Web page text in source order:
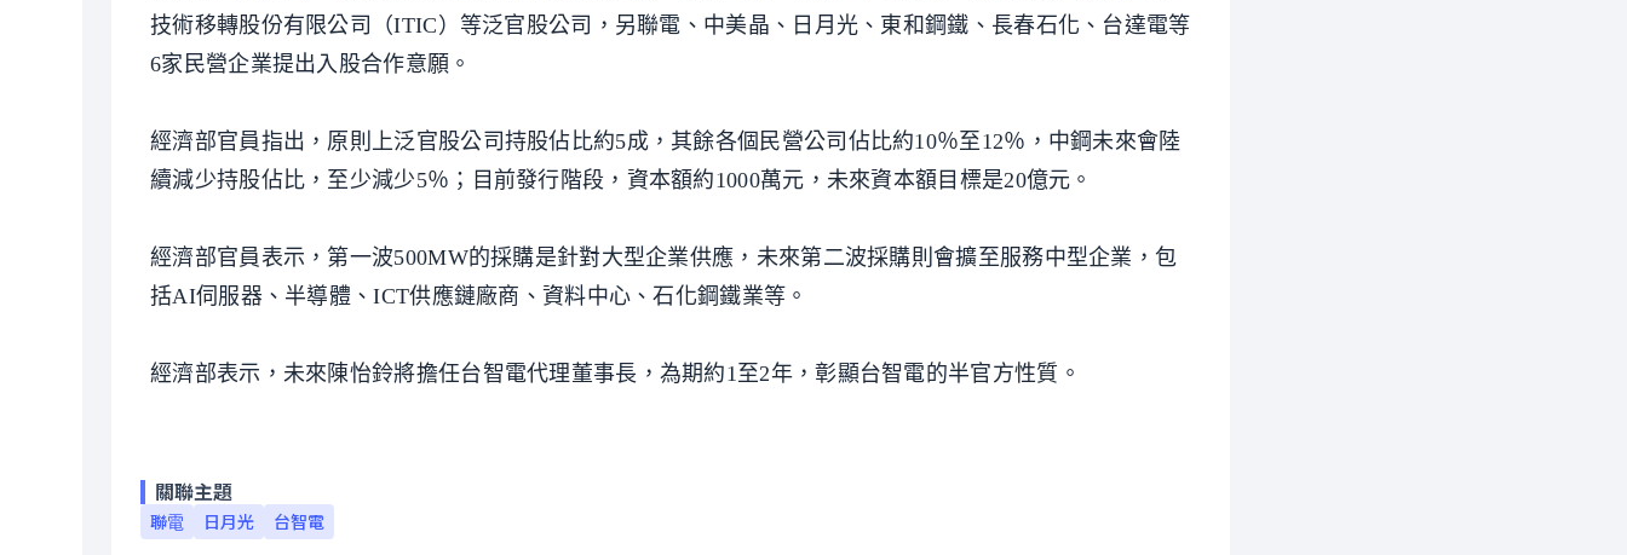
技術移轉股份有限公司（ITIC）等泛官股公司，另聯電、中美晶、日月光、東和鋼鐵、長春石化、台達電等
6家民營企業提出入股合作意願。
經濟部官員指出，原則上泛官股公司持股佔比約5成，其餘各個民營公司佔比約10％至12％，中鋼未來會陸
續減少持股佔比，至少減少5％；目前發行階段，資本額約1000萬元，未來資本額目標是20億元。
經濟部官員表示，第一波500MW的採購是針對大型企業供應，未來第二波採購則會擴至服務中型企業，包
括AI伺服器、半導體、ICT供應鏈廠商、資料中心、石化鋼鐵業等。
經濟部表示，未來陳怡鈴將擔任台智電代理董事長，為期約1至2年，彰顯台智電的半官方性質。
關聯主題
聯電 日月光 台智電